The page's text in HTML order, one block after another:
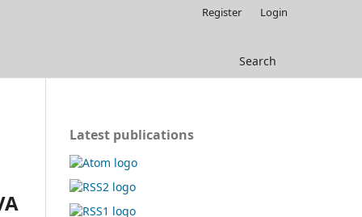
Search
Register Login
Latest publications